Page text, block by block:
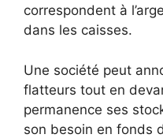
correspondent à
dans les caisses.
Une société peut
flatteurs tout en
permanence ses
son besoin en fonds